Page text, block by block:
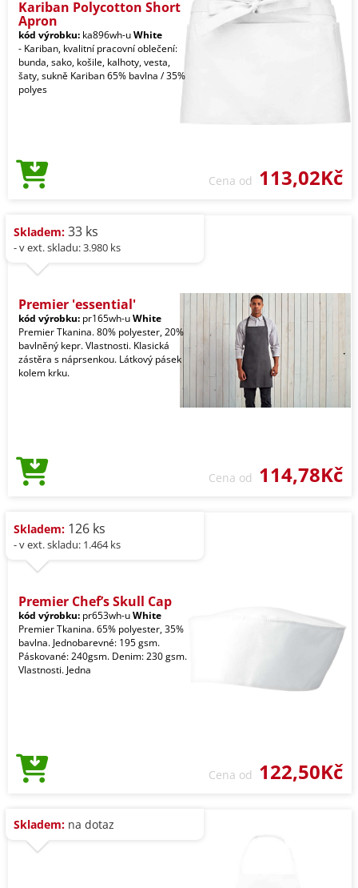
Kariban Polycotton Short
Apron
kód výrobku: ka896wh-uWhite
- Kariban, kvalitní pracovní oblečení:
bunda, sako, košile, kalhoty, vesta,
šaty, sukně Kariban 65% bavlna / 35%
polyes
Cena od 113,02Kč
Skladem: 33 ks
- v ext. skladu: 3.980 ks
Premier 'essential'
kód výrobku: pr165wh-uWhite
Premier Tkanina. 80% polyester, 20%
bavlněný kepr. Vlastnosti. Klasická
zástěra s náprsenkou. Látkový pásek
kolem krku.
Cena od 114,78Kč
Skladem: 126 ks
- v ext. skladu: 1.464 ks
Premier Chef’s Skull Cap
kód výrobku: pr653wh-uWhite
Premier Tkanina. 65% polyester, 35%
bavlna. Jednobarevné: 195 gsm.
Páskované: 240gsm. Denim: 230 gsm.
Vlastnosti. Jedna
Cena od 122,50Kč
Skladem: na dotaz